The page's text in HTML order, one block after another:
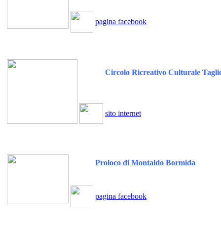
pagina facebook
Circolo Ricreativo Culturale
sito internet
Proloco di Montaldo Bormida
pagina facebook